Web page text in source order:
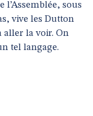
sous
vive les Dutton
aller la voir. On
tel langage.